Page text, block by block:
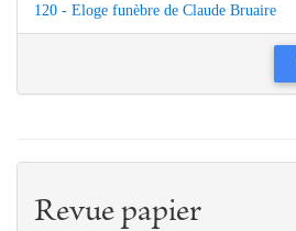
120 - Eloge funèbre de Claude Bruaire
Revue papier